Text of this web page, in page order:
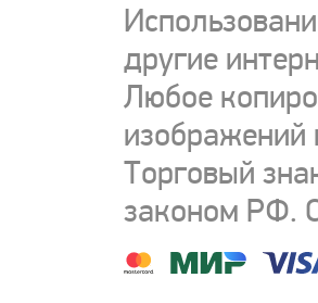
другие
Любое
изображений
Торговый
законом РФ.